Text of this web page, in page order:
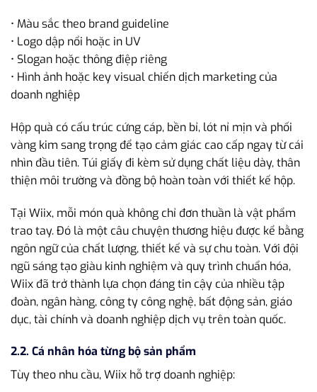
• Màu sắc theo brand guideline
• Logo dập nổi hoặc in UV
• Slogan hoặc thông điệp riêng
• Hình ảnh hoặc key visual chiến dịch marketing của
doanh nghiệp
Hộp quà có cấu trúc cứng cáp, bền bỉ, lót nỉ mịn và phối
vàng kim sang trọng để tạo cảm giác cao cấp ngay từ cái
nhìn đầu tiên. Túi giấy đi kèm sử dụng chất liệu dày, thân
thiện môi trường và đồng bộ hoàn toàn với thiết kế hộp.
Tại Wiix, mỗi món quà không chỉ đơn thuần là vật phẩm
trao tay. Đó là một câu chuyện thương hiệu được kể bằng
ngôn ngữ của chất lượng, thiết kế và sự chu toàn. Với đội
ngũ sáng tạo giàu kinh nghiệm và quy trình chuẩn hóa,
Wiix đã trở thành lựa chọn đáng tin cậy của nhiều tập
đoàn, ngân hàng, công ty công nghệ, bất động sản, giáo
dục, tài chính và doanh nghiệp dịch vụ trên toàn quốc.
2.2. Cá nhân hóa từng bộ sản phẩm
Tùy theo nhu cầu, Wiix hỗ trợ doanh nghiệp: